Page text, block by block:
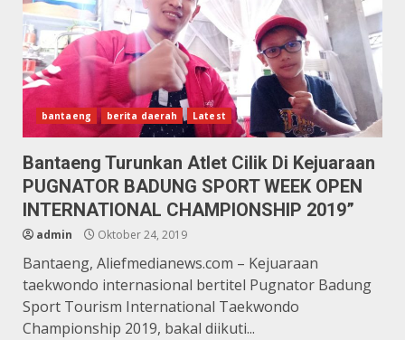
bantaeng berita daerah Latest
Bantaeng Turunkan Atlet Cilik Di Kejuaraan
PUGNATOR BADUNG SPORT WEEK OPEN
INTERNATIONAL CHAMPIONSHIP 2019”
admin Oktober 24, 2019
Bantaeng, Aliefmedianews.com – Kejuaraan
taekwondo internasional bertitel Pugnator Badung
Sport Tourism International Taekwondo
Championship 2019, bakal diikuti...